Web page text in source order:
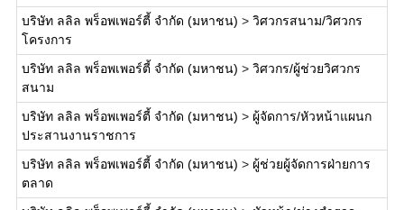
บริษัท ลลิล พร็อพเพอร์ตี้ จำกัด (มหาชน) > วิศวกรสนาม/วิศวกร
โครงการ
บริษัท ลลิล พร็อพเพอร์ตี้ จำกัด (มหาชน) > วิศวกร/ผู้ช่วยวิศวกร
สนาม
บริษัท ลลิล พร็อพเพอร์ตี้ จำกัด (มหาชน) > ผู้จัดการ/หัวหน้าแผนก
ประสานงานราชการ
บริษัท ลลิล พร็อพเพอร์ตี้ จำกัด (มหาชน) > ผู้ช่วยผู้จัดการฝ่ายการ
ตลาด